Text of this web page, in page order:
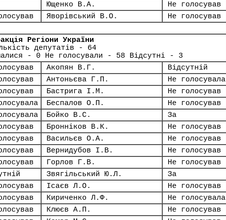
Ющенко В.А.
Не голосував
Яворівський В.О. Не голосував
Регіони України
депутатів - 64
- 0 Не голосували - 58 Відсутні - 3
Акопян В.Г.
Відсутній
Антоньєва Г.П.
Не голосувала
Бастрига І.М.
Не голосував
Беспалов О.П.
Не голосував
Бойко В.С.
За
Бронніков В.К.
Не голосував
Васильєв О.А.
Не голосував
Вернидубов І.В.
Не голосував
Горлов Г.В.
Не голосував
Звягільський Ю.Л.
За
Ісаєв Л.О.
Не голосував
Кириченко Л.Ф.
Не голосувала
Клюєв А.П.
Не голосував